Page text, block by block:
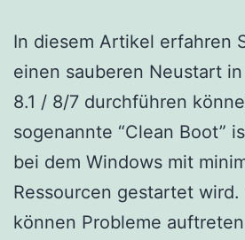
In diesem Artikel erfahren
einen sauberen Neustart
8.1 / 8/7 durchführen
sogenannte “Clean Boot”
bei dem Windows mit
Ressourcen gestartet wird.
können Probleme